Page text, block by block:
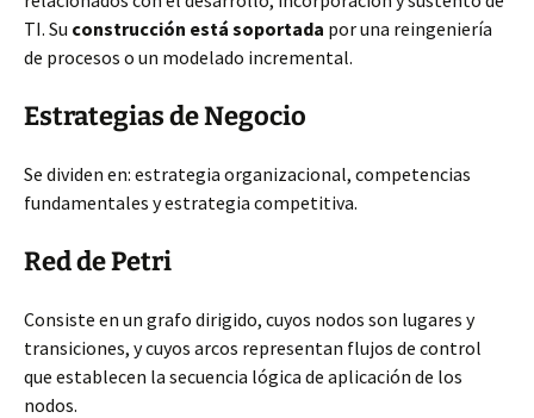
TI. Su construcción está soportada por una reingeniería
de procesos o un modelado incremental.
Estrategias de Negocio
Se dividen en: estrategia organizacional, competencias
fundamentales y estrategia competitiva.
Red de Petri
Consiste en un grafo dirigido, cuyos nodos son lugares y
transiciones, y cuyos arcos representan flujos de control
que establecen la secuencia lógica de aplicación de los
nodos.